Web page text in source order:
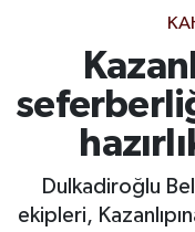
Dulkadiroğlu
ekipleri,
SPOR
SİYASET
EKONOMİ
Süper Lig
Tüm Manşetler